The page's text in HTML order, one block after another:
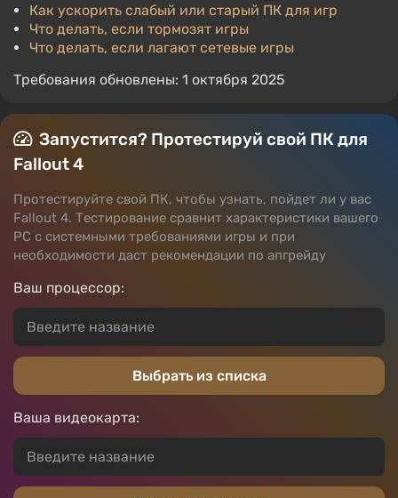
Как ускорить слабый или старый ПК для игр
Что делать, если тормозят игры
Что делать, если лагают сетевые игры
Требования обновлены: 1 октября 2025
Запустится? Протестируй свой ПК для
Fallout 4
Протестируйте свой ПК, чтобы узнать, пойдет ли у вас
Fallout 4. Тестирование сравнит характеристики вашего
PC с системными требованиями игры и при
необходимости даст рекомендации по апгрейду
Ваш процессор:
Выбрать из списка
Ваша видеокарта: